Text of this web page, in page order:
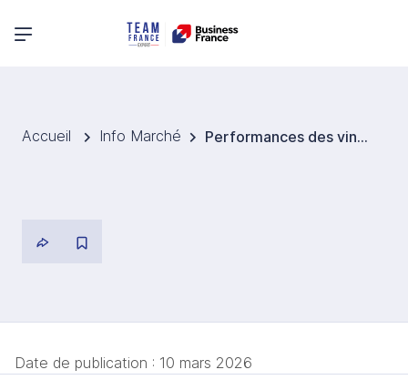
Menu principal
Accueil Info Marché Performances des vins français sur le marché allemand : entre recul et dynamisme
Date de publication : 10 mars 2026